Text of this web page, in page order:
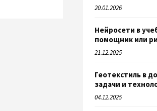
20.01.2026
Нейросети в
помощник или
21.12.2025
Геотекстиль в
задачи и
04.12.2025